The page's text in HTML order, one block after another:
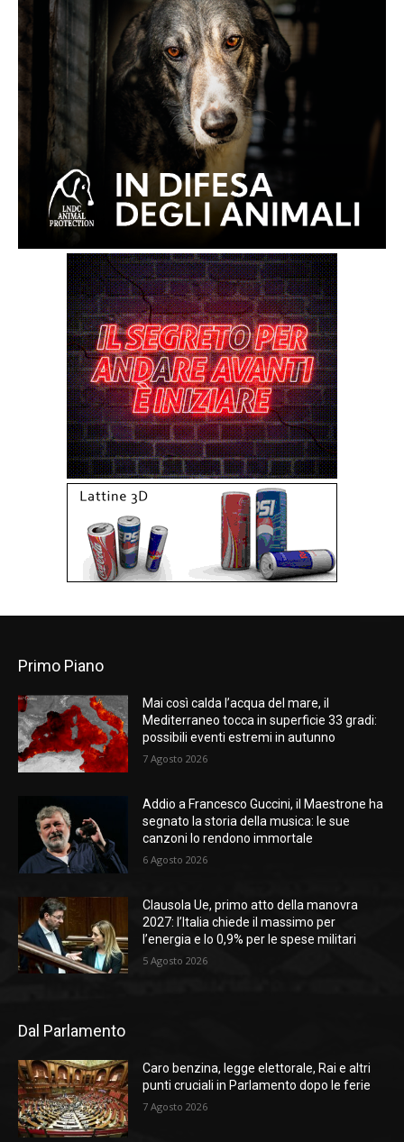
Primo Piano
Mai così calda l’acqua del mare, il
Mediterraneo tocca in superficie 33 gradi:
possibili eventi estremi in autunno
7 Agosto 2026
Addio a Francesco Guccini, il Maestrone ha
segnato la storia della musica: le sue
canzoni lo rendono immortale
6 Agosto 2026
Clausola Ue, primo atto della manovra
2027: l’Italia chiede il massimo per
l’energia e lo 0,9% per le spese militari
5 Agosto 2026
Dal Parlamento
Caro benzina, legge elettorale, Rai e altri
punti cruciali in Parlamento dopo le ferie
7 Agosto 2026